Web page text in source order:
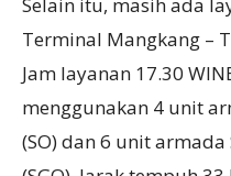
Selain itu, masih ada
Terminal Mangkang –
Jam layanan 17.30
menggunakan 4 unit
(SO) dan 6 unit